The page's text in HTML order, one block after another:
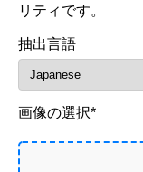
リティです。
抽出言語
画像の選択*